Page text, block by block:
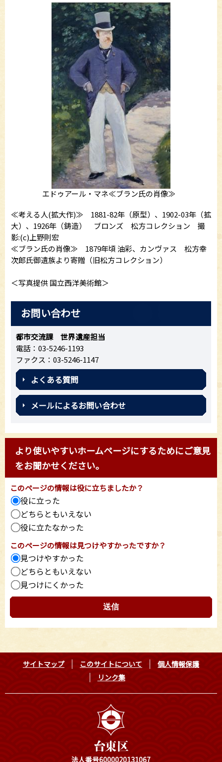
エドゥアール・マネ≪ブラン氏の肖像≫
≪考える人(拡大作)≫ 1881-82年（原型）、1902-03年（拡
大）、1926年（鋳造） ブロンズ 松方コレクション 撮
影:(c)上野則宏
≪ブラン氏の肖像≫ 1879年頃 油彩、カンヴァス 松方幸
次郎氏御遺族より寄贈（旧松方コレクション）
＜写真提供 国立西洋美術館＞
お問い合わせ
都市交流課 世界遺産担当
電話：03-5246-1193
ファクス：03-5246-1147
よくある質問
メールによるお問い合わせ
より使いやすいホームページにするためにご意見
をお聞かせください。
このページの情報は役に立ちましたか？
役に立った
どちらともいえない
役に立たなかった
このページの情報は見つけやすかったですか？
見つけやすかった
どちらともいえない
見つけにくかった
サイトマップ このサイトについて
個人情報保護
リンク集
法人番号6000020131067